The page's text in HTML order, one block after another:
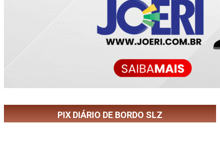
PIX DIÁRIO DE BORDO SLZ